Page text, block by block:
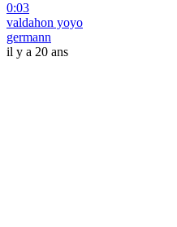
0:03
valdahon yoyo
germann
il y a 20 ans